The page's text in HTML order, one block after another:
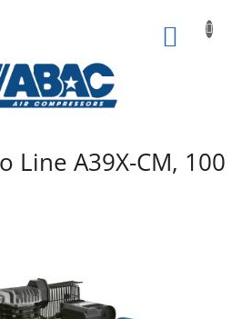
Line A39X-CM, 100